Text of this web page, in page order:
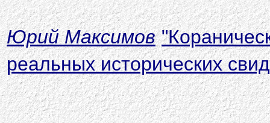
Юрий Максимов
реальных исторических